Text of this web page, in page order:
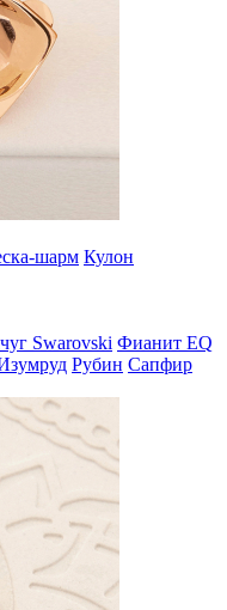
шарм Кулон
Swarovski Фианит EQ
Рубин Сапфир